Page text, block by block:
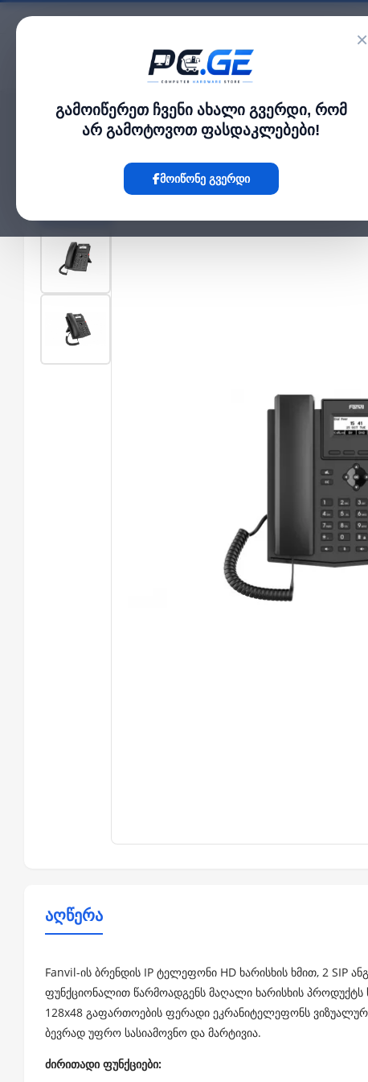
×
გამოიწერეთ ჩვენი ახალი გვერდი, რომ
არ გამოტოვოთ ფასდაკლებები!
მოიწონე გვერდი
კატალოგი
მთავარი›ქსელი და Wi-Fi-ფაიბერი›IP ტელეფონი - 2 SIP ანგარიში, HD
აღწერა
Fanvil-ის ბრენდის IP ტელეფონი HD ხარისხის ხმით, 2 SIP
ფუნქციონალით წარმოადგენს მაღალი ხარისხის პროდუქტს
128x48 გაფართოების ფერადი ეკრანიტელეფონს
ბევრად უფრო სასიამოვნო და მარტივია.
ძირითადი ფუნქციები: